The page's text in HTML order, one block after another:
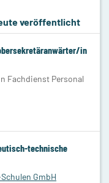
veröffentlicht
in
Fachdienst Personal
technische
GmbH